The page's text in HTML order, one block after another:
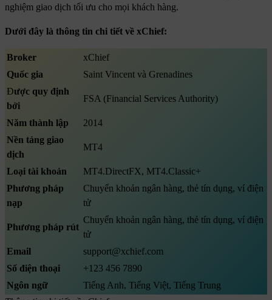
nghiệm giao dịch tối ưu cho mọi khách hàng.
Dưới đây là thông tin chi tiết về xChief:
Broker
xChief
Quốc gia
Saint Vincent và Grenadines
Được quy định
bởi
FSA (Financial Services Authority)
Năm thành lập
2014
Nền tảng giao
dịch
MT4
Loại tài khoản
MT4.DirectFX, MT4.Classic+
Phương pháp
nạp
Chuyển khoản ngân hàng, thẻ tín dụng, ví điện
tử
Phương pháp rút
Chuyển khoản ngân hàng, thẻ tín dụng, ví điện
tử
Email
support@xchief.com
Số điện thoại
+123 456 7890
Ngôn ngữ
Tiếng Anh, Tiếng Việt, Tiếng Trung